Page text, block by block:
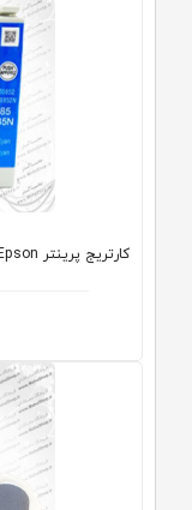
کارتریج پرینتر T60 Epson اصلی